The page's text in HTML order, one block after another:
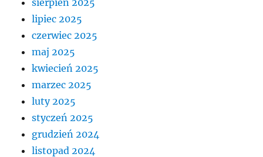
lipiec 2025
czerwiec 2025
maj 2025
kwiecień 2025
marzec 2025
luty 2025
styczeń 2025
grudzień 2024
listopad 2024